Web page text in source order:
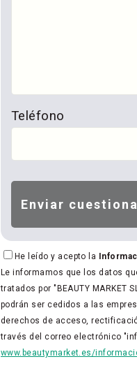
Teléfono
He leído y acepto la
Le informamos que los datos
tratados por "BEAUTY
podrán ser cedidos a las
derechos de acceso,
través del correo electrónico
www.beautymarket.es/